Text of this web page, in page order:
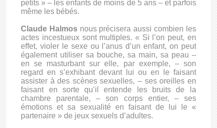
petits » – les enfants de moins de 5 ans – et parfois
même les bébés.
Claude Halmos nous précisera aussi combien les
actes incestueux sont multiples. « Si l’on peut, en
effet, violer le sexe ou l’anus d’un enfant, on peut
également utiliser sa bouche, sa main, sa peau –
en se masturbant sur elle, par exemple, – son
regard en s’exhibant devant lui ou en le faisant
assister à des scènes sexuelles, – ses oreilles en
faisant en sorte qu’il entende les bruits de la
chambre parentale, – son corps entier, – ses
émotions et sa sexualité en faisant de lui le «
partenaire » de jeux sexuels d’adultes.